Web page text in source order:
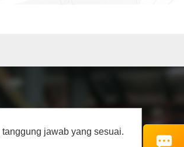
jawab yang sesuai.